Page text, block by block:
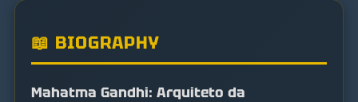
📖 BIOGRAPHY
Mahatma Gandhi: Arquiteto da